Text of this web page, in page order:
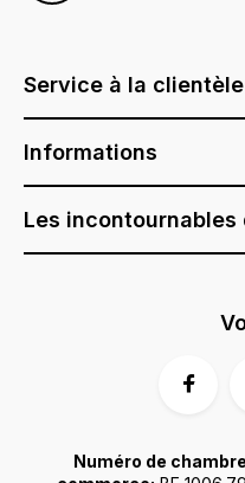
Service à la clientèle
Informations
Les
Numéro de